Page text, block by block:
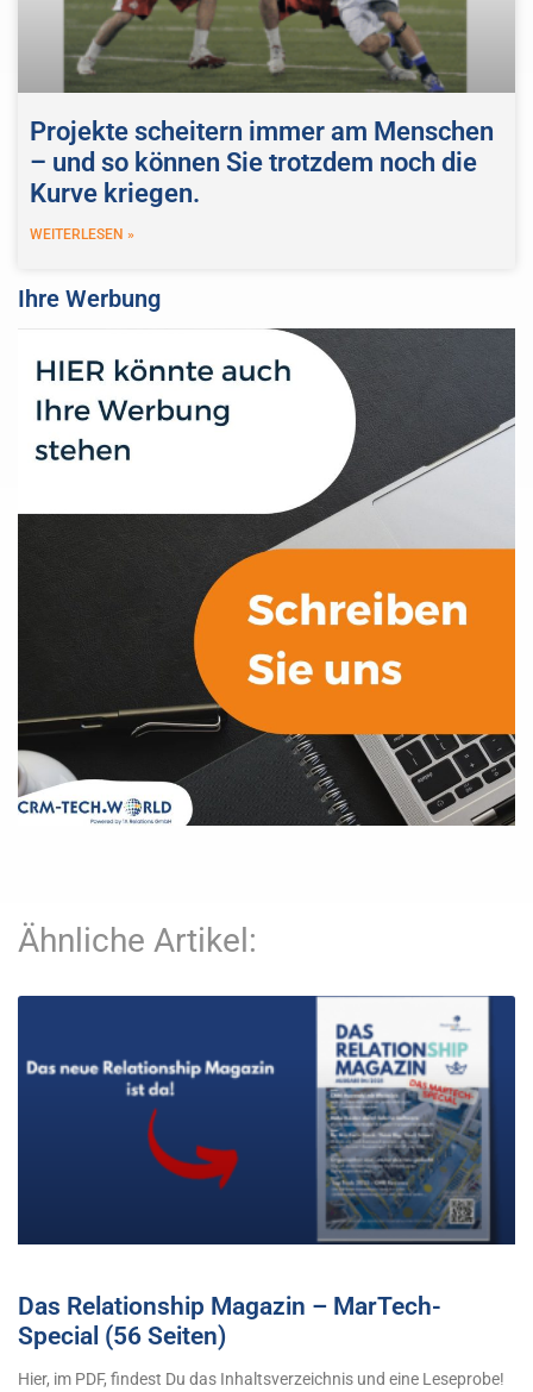
Projekte scheitern immer am Menschen
– und so können Sie trotzdem noch die
Kurve kriegen.
WEITERLESEN »
Ihre Werbung
Ähnliche Artikel:
Das Relationship Magazin – MarTech-
Special (56 Seiten)
Hier, im PDF, findest Du das Inhaltsverzeichnis und eine Leseprobe!